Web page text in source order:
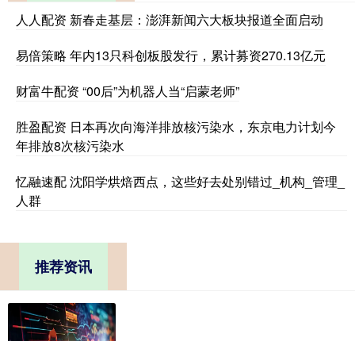
人人配资 新春走基层：澎湃新闻六大板块报道全面启动
易倍策略 年内13只科创板股发行，累计募资270.13亿元
财富牛配资 “00后”为机器人当“启蒙老师”
胜盈配资 日本再次向海洋排放核污染水，东京电力计划今
年排放8次核污染水
忆融速配 沈阳学烘焙西点，这些好去处别错过_机构_管理_
人群
推荐资讯